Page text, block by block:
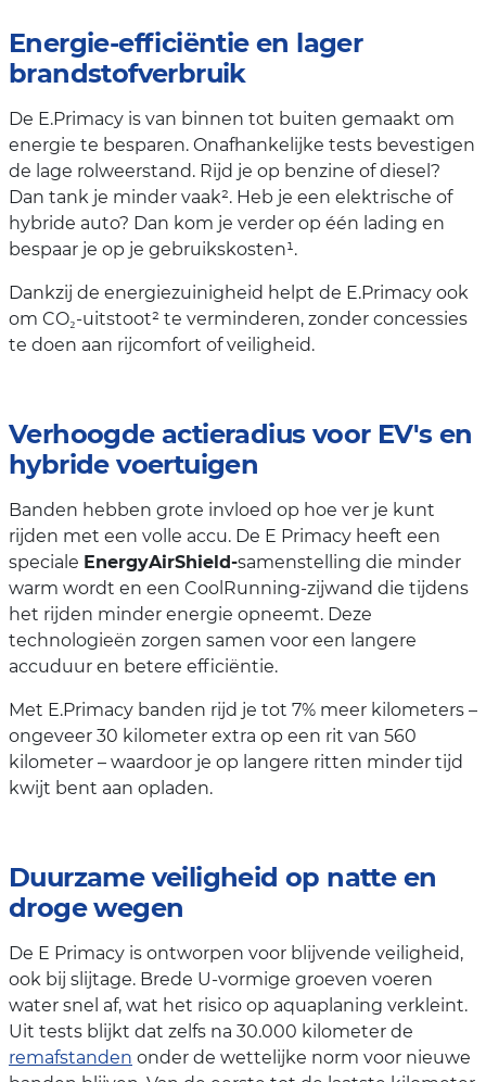
Energie-efficiëntie en lager
brandstofverbruik
De E.Primacy is van binnen tot buiten gemaakt om
energie te besparen. Onafhankelijke tests bevestigen
de lage rolweerstand. Rijd je op benzine of diesel?
Dan tank je minder vaak². Heb je een elektrische of
hybride auto? Dan kom je verder op één lading en
bespaar je op je gebruikskosten¹.
Dankzij de energiezuinigheid helpt de E.Primacy ook
om CO₂-uitstoot² te verminderen, zonder concessies
te doen aan rijcomfort of veiligheid.
Verhoogde actieradius voor EV's en
hybride voertuigen
Banden hebben grote invloed op hoe ver je kunt
rijden met een volle accu. De E Primacy heeft een
speciale EnergyAirShield-samenstelling die minder
warm wordt en een CoolRunning-zijwand die tijdens
het rijden minder energie opneemt. Deze
technologieën zorgen samen voor een langere
accuduur en betere efficiëntie.
Met E.Primacy banden rijd je tot 7% meer kilometers –
ongeveer 30 kilometer extra op een rit van 560
kilometer – waardoor je op langere ritten minder tijd
kwijt bent aan opladen.
Duurzame veiligheid op natte en
droge wegen
De E Primacy is ontworpen voor blijvende veiligheid,
ook bij slijtage. Brede U-vormige groeven voeren
water snel af, wat het risico op aquaplaning verkleint.
Uit tests blijkt dat zelfs na 30.000 kilometer de
remafstanden onder de wettelijke norm voor nieuwe